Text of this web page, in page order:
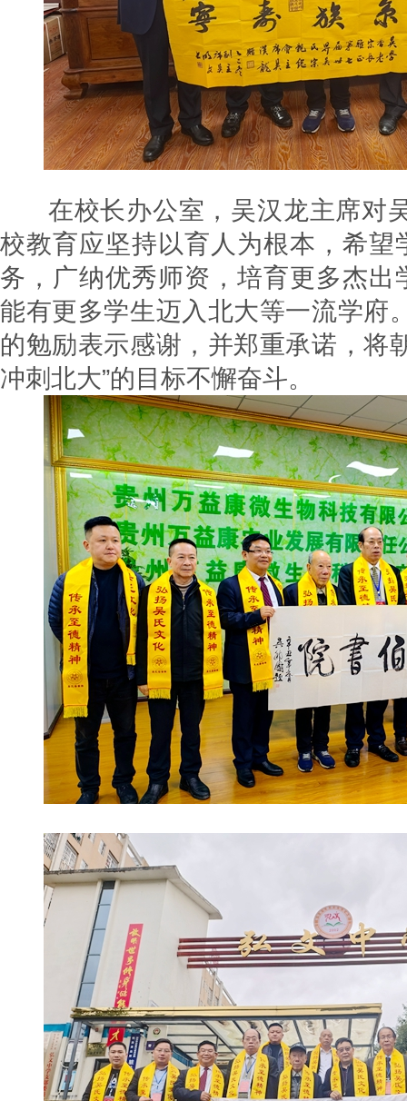
在校长办公室，吴汉龙主席对
校教育应坚持以育人为根本，希望
务，广纳优秀师资，培育更多杰出
能有更多学生迈入北大等一流学府
的勉励表示感谢，并郑重承诺，将
冲刺北大”的目标不懈奋斗。